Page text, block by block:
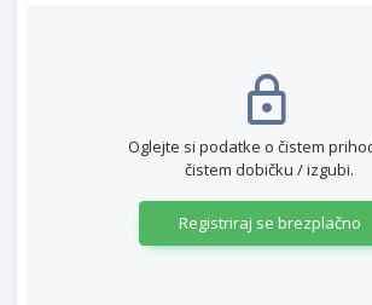
Oglejte si podatke o čistem
čistem dobičku / izgubi.
Registriraj se brezplačno